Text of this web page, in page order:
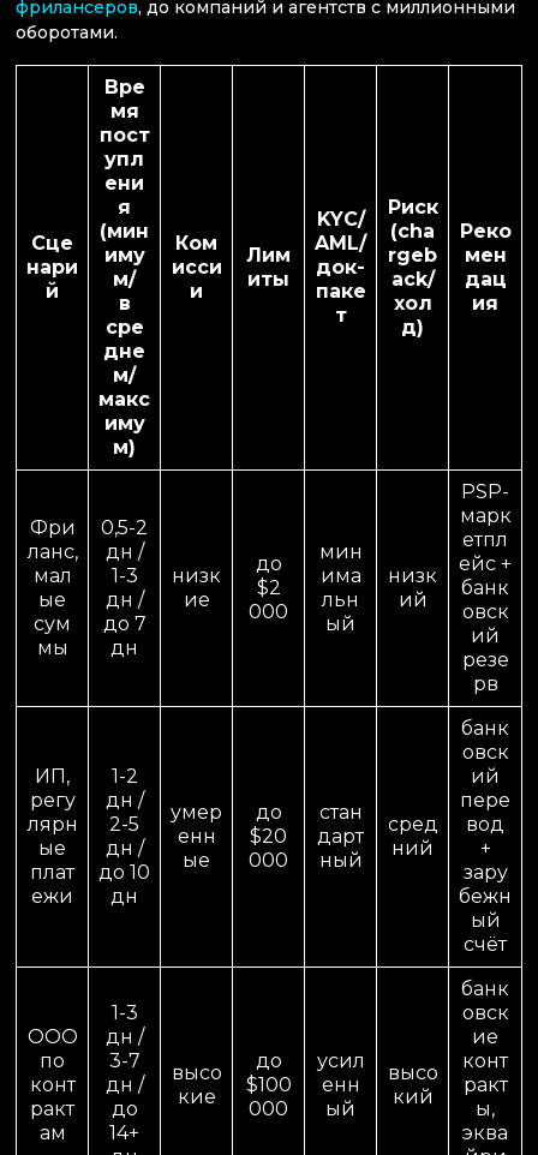
фрилансеров, до компаний и агентств с миллионными
оборотами.
Сце
нари
й
Вре
мя
пост
упл
ени
я
(мин
иму
м/
в
сре
дне
м/
макс
иму
м)
Ком
исси
и
Лим
иты
KYC/
AML/
док-
паке
т
Риск
(cha
rgeb
ack/
хол
д)
Реко
мен
дац
ия
Фри
ланс,
мал
ые
сум
мы
0,5-2
дн /
1-3
дн /
до 7
дн
низк
ие
до
$2
000
мин
има
льн
ый
низк
ий
PSP-
марк
етпл
ейс +
банк
овск
ий
резе
рв
ИП,
регу
лярн
ые
плат
ежи
1-2
дн /
2-5
дн /
до 10
дн
умер
енн
ые
до
$20
000
стан
дарт
ный
сред
ний
банк
овск
ий
пере
вод
+
зару
бежн
ый
счёт
ООО
по
конт
ракт
ам
1-3
дн /
3-7
дн /
до
14+
высо
кие
до
$100
000
усил
енн
ый
высо
кий
банк
овск
ие
конт
ракт
ы,
эква